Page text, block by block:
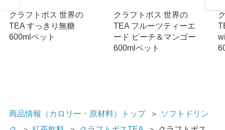
クラフトボス 世界の
TEA すっきり無糖
600mlペット
クラフトボス 世界の
TEA フルーツティーエ
ード ピーチ＆マンゴー
600mlペット
商品情報（カロリー・原材料）トップ ＞
ソフトドリン